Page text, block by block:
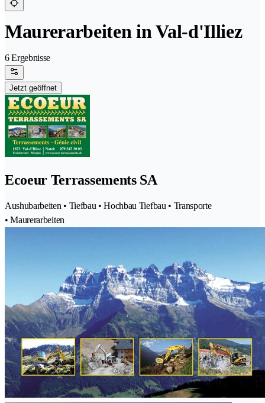
Maurerarbeiten in Val-d'Illiez
6 Ergebnisse
Jetzt geöffnet
Ecoeur Terrassements SA
Aushubarbeiten • Tiefbau • Hochbau Tiefbau • Transporte
• Maurerarbeiten